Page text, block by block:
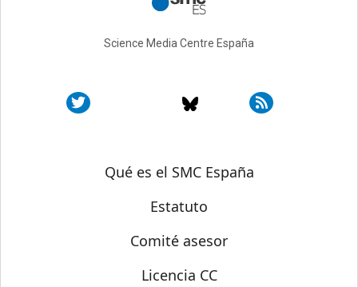
Science Media Centre España
Sobre SMC España
Qué es el SMC España
Estatuto
Comité asesor
Licencia CC